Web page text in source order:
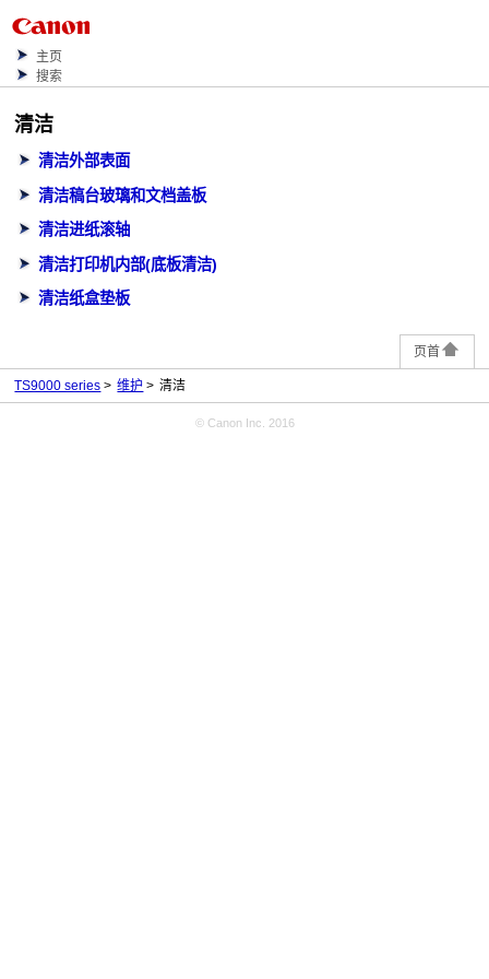
主页
搜索
清洁
清洁外部表面
清洁稿台玻璃和文档盖板
清洁进纸滚轴
清洁打印机内部(底板清洁)
清洁纸盒垫板
页首
TS9000 series 维护 清洁
© Canon Inc. 2016